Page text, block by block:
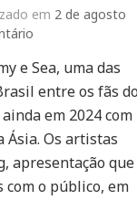
em 2 de agosto
e
Sea
(“Last
e
“Vice
Versa”)
e Sea, uma das
entre os fãs
em 2024 com
Os artistas
apresentação que
o público, em